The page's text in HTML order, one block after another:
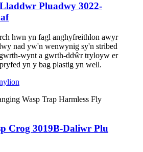
Pluadwy 3022-
hwn yn fagl anghyfreithlon awyr
nad yw'n wenwynig sy'n stribed
wynt a gwrth-ddŵr tryloyw er
yn y bag plastig yn well.
Crog 3019B-Daliwr Plu